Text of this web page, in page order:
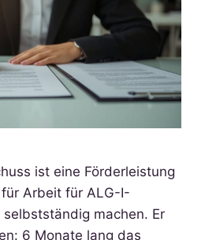
ist eine Förderleistung
Arbeit für ALG-I-
machen. Er
6 Monate lang das